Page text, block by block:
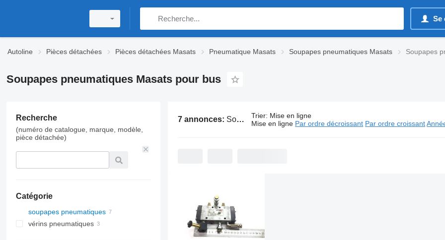
Se
Autoline Pièces détachées Pièces détachées Masats Pneumatique Masats Soupapes pneumatiques Masats Soupapes
Soupapes pneumatiques Masats pour bus
Recherche
(numéro de catalogue, marque, modèle,
pièce détachée)
Catégorie
soupapes pneumatiques
vérins pneumatiques
7 annonces: Soupapes pneumatiques Masats pour bus Trier: Mise en ligne
Mise en ligne Par ordre décroissant Par ordre croissant